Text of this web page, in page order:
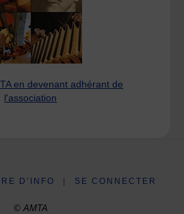
en devenant adhérant de
l'association
D’INFO SE CONNECTER
© AMTA